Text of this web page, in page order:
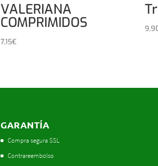
VALERIANA
COMPRIMIDOS
7,15€
GARANTÍA
Compra segura SSL
Contrareembolso